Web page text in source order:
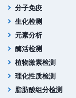
分子免疫
生化检测
元素分析
酶活检测
植物激素检测
理化性质检测
脂肪酸组分检测